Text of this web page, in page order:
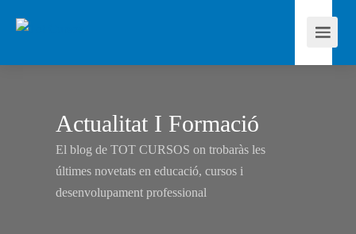
Actualitat I Formació
El blog de TOT CURSOS on trobaràs les
últimes novetats en educació, cursos i
desenvolupament professional